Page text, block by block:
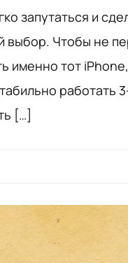
запутаться и
выбор. Чтобы не
именно тот
работать
[…]